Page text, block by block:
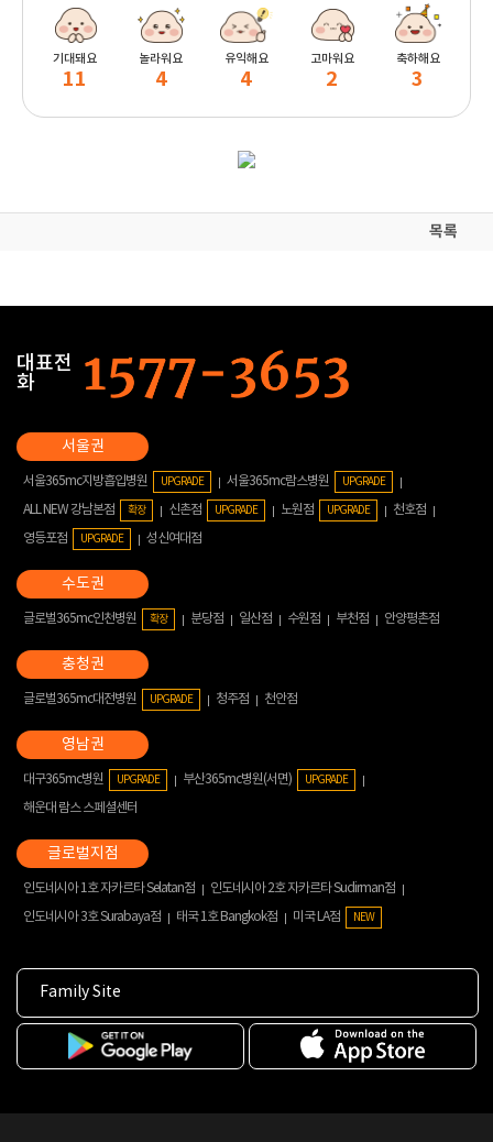
기대돼요
11
놀라워요
4
유익해요
4
고마워요
2
축하해요
3
목록
대표전
화
서울365mc지방흡입병원 UPGRADE 서울365mc람스병원 UPGRADE
ALL NEW 강남본점 확장 신촌점 UPGRADE 노원점 UPGRADE
천호점
영등포점
UPGRADE 성신여대점
글로벌365mc인천병원 확장 분당점 일산점 수원점 부천점 안양평촌점
글로벌365mc대전병원 UPGRADE 청주점 천안점
대구365mc병원 UPGRADE 부산365mc병원(서면) UPGRADE
해운대 람스 스페셜센터
인도네시아 1호 자카르타 Selatan점
인도네시아 2호 자카르타 Sudirman점
인도네시아 3호 Surabaya점
태국 1호 Bangkok점 미국 LA점 NEW
Family Site